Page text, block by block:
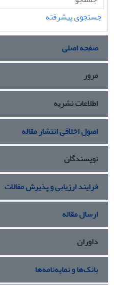
جستجوی پیشرفته
صفحه اصلی
مرور
اطلاعات نشریه
اصول اخلاقی انتشار مقاله
نویسندگان
فرایند ارزیابی و پذیرش مقالات
ارسال مقاله
داوران
بانک‌ها و نمایه‌نامه‌ها